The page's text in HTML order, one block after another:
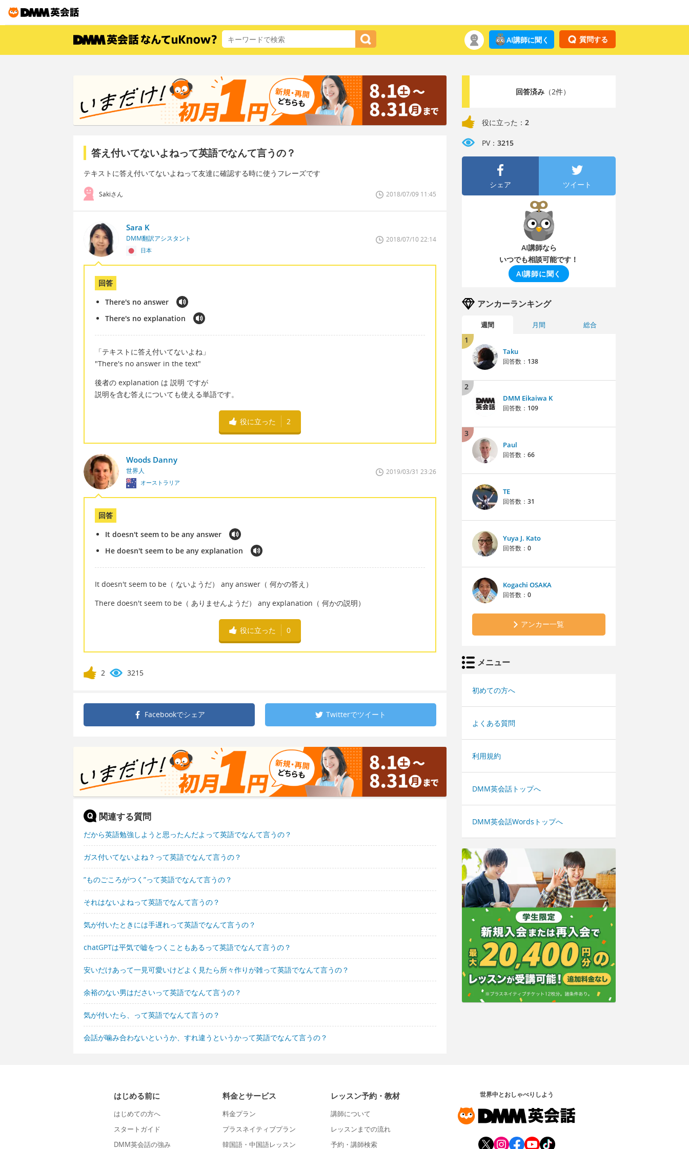
質問する
AI講師に聞く
答え付いてないよねって英語でなんて言うの？
テキストに答え付いてないよねって友達に確認する時に使うフレーズです
Sakiさん 2018/07/09 11:45
Sara K
DMM翻訳アシスタント
日本
2018/07/10 22:14
回答
There's no answer
There's no explanation
「テキストに答え付いてないよね」
"There's no answer in the text"
後者の explanation は 説明 ですが
説明を含む答えについても使える単語です。
役に立った 2
Woods Danny
世界人
オーストラリア
2019/03/31 23:26
回答
It doesn't seem to be any answer
He doesn't seem to be any explanation
It doesn't seem to be（ ないようだ） any answer（ 何かの答え）
There doesn't seem to be（ ありませんようだ） any explanation（ 何かの説明）
役に立った 0
2 3215
Facebookでシェア Twitterでツイート
関連する質問
だから英語勉強しようと思ったんだよって英語でなんて言うの？
ガス付いてないよね？って英語でなんて言うの？
”ものごころがつく”って英語でなんて言うの？
それはないよねって英語でなんて言うの？
気が付いたときには手遅れって英語でなんて言うの？
chatGPTは平気で嘘をつくこともあるって英語でなんて言うの？
安いだけあって一見可愛いけどよく見たら所々作りが雑って英語でなんて言うの？
余裕のない男はださいって英語でなんて言うの？
気が付いたら、って英語でなんて言うの？
会話が噛み合わないというか、すれ違うというかって英語でなんて言うの？
回答済み（2件）
役に立った： 2
PV： 3215
シェア ツイート
AI講師なら
いつでも相談可能です！
AI講師に聞く
アンカーランキング
週間 月間 総合
1
Taku
回答数： 138
2
DMM Eikaiwa K
回答数： 109
3
Paul
回答数： 66
TE
回答数： 31
Yuya J. Kato
回答数： 0
Kogachi OSAKA
回答数： 0
アンカー一覧
メニュー
初めての方へ
よくある質問
利用規約
DMM英会話トップへ
DMM英会話Wordsトップへ
はじめる前に
はじめての方へ
スタートガイド
DMM英会話の強み
料金とサービス
料金プラン
プラスネイティブプラン
韓国語・中国語レッスン
レッスン予約・教材
講師について
レッスンまでの流れ
予約・講師検索
世界中とおしゃべりしよう